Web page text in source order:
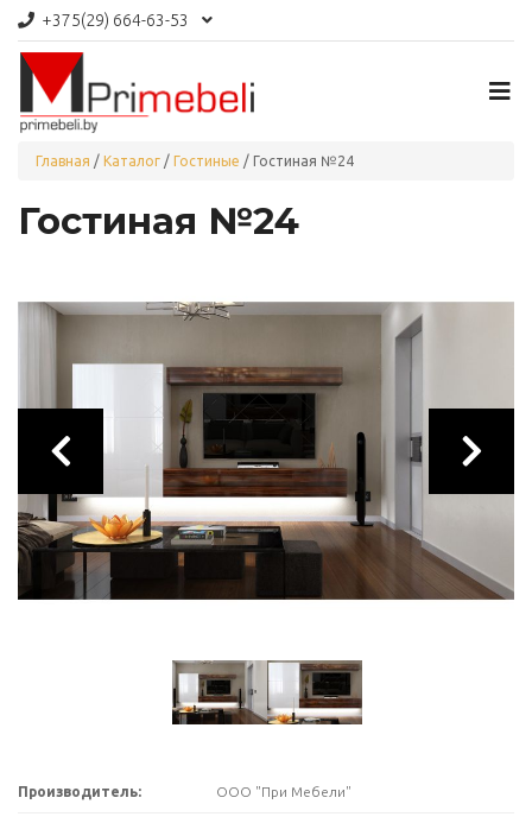
+375(29) 664-63-53
Главная / Каталог / Гостиные / Гостиная №24
Гостиная №24
Производитель: ООО "При Мебели"